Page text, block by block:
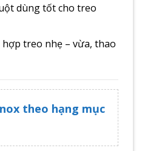
dùng tốt cho treo
treo nhẹ – vừa, thao
theo hạng mục